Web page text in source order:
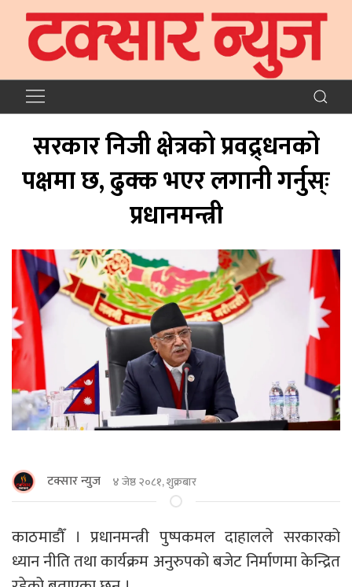
सरकार निजी क्षेत्रको प्रवद्र्धनको
पक्षमा छ, ढुक्क भएर लगानी गर्नुस्ः
प्रधानमन्त्री
टक्सार न्युज ४ जेष्ठ २०८१, शुक्रबार
काठमाडाैँ । प्रधानमन्त्री पुष्पकमल दाहालले सरकारको
ध्यान नीति तथा कार्यक्रम अनुरुपको बजेट निर्माणमा केन्द्रित